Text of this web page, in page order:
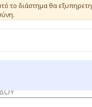
το διάστημα θα